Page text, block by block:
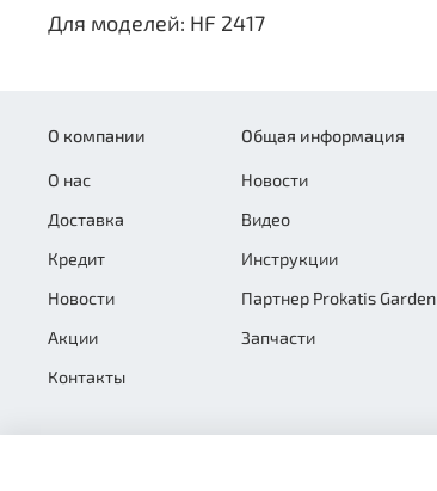
Для моделей: HF 2417
О компании
О нас
Доставка
Кредит
Новости
Акции
Контакты
Общая информация
Новости
Видео
Инструкции
Партнер Prokatis Garden
Запчасти